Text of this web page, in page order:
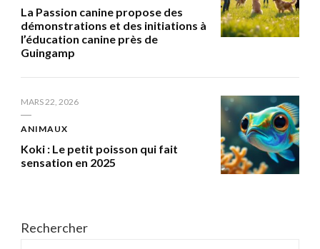
La Passion canine propose des
démonstrations et des initiations à
l’éducation canine près de
Guingamp
MARS 22, 2026
ANIMAUX
Koki : Le petit poisson qui fait
sensation en 2025
Rechercher